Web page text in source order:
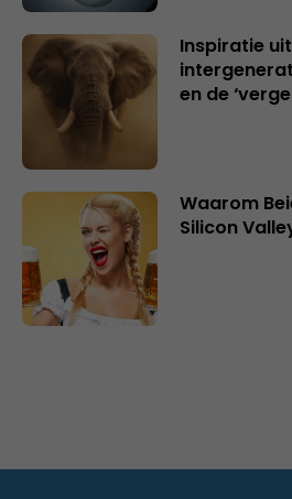
Inspiratie
en de
Waarom
Silicon